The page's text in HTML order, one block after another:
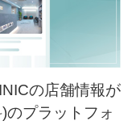
の店舗情報が
のプラットフォ